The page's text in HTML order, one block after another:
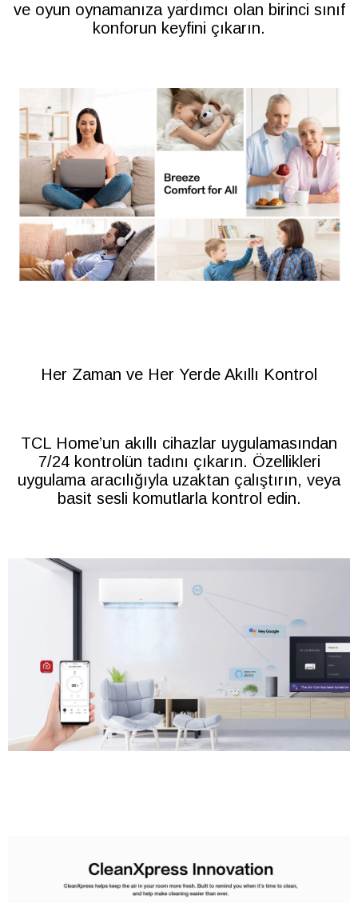
ve oyun oynamanıza yardımcı olan birinci sınıf
konforun keyfini çıkarın.
Her Zaman ve Her Yerde Akıllı Kontrol
TCL Home’un akıllı cihazlar uygulamasından
7/24 kontrolün tadını çıkarın. Özellikleri
uygulama aracılığıyla uzaktan çalıştırın, veya
basit sesli komutlarla kontrol edin.